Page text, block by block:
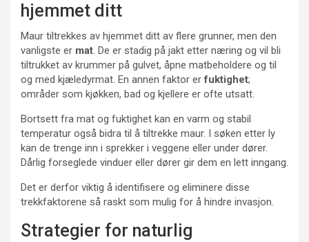
hjemmet ditt
Maur tiltrekkes av hjemmet ditt av flere grunner, men den
vanligste er mat. De er stadig på jakt etter næring og vil bli
tiltrukket av krummer på gulvet, åpne matbeholdere og til
og med kjæledyrmat. En annen faktor erfuktighet;
områder som kjøkken, bad og kjellere er ofte utsatt.
Bortsett fra mat og fuktighet kan en varm og stabil
temperatur også bidra til å tiltrekke maur. I søken etter ly
kan de trenge inn i sprekker i veggene eller under dører.
Dårlig forseglede vinduer eller dører gir dem en lett inngang.
Det er derfor viktig å identifisere og eliminere disse
trekkfaktorene så raskt som mulig for å hindre invasjon.
Strategier for naturlig